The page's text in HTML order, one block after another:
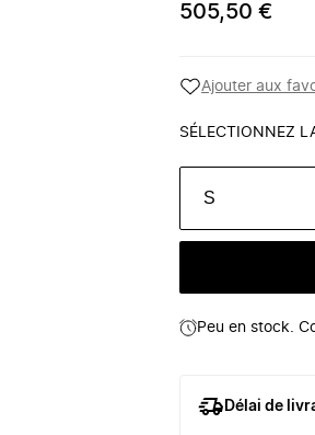
505,50 €
Ajouter aux
SÉLECTIONNEZ
S
Peu en stock.
Délai de